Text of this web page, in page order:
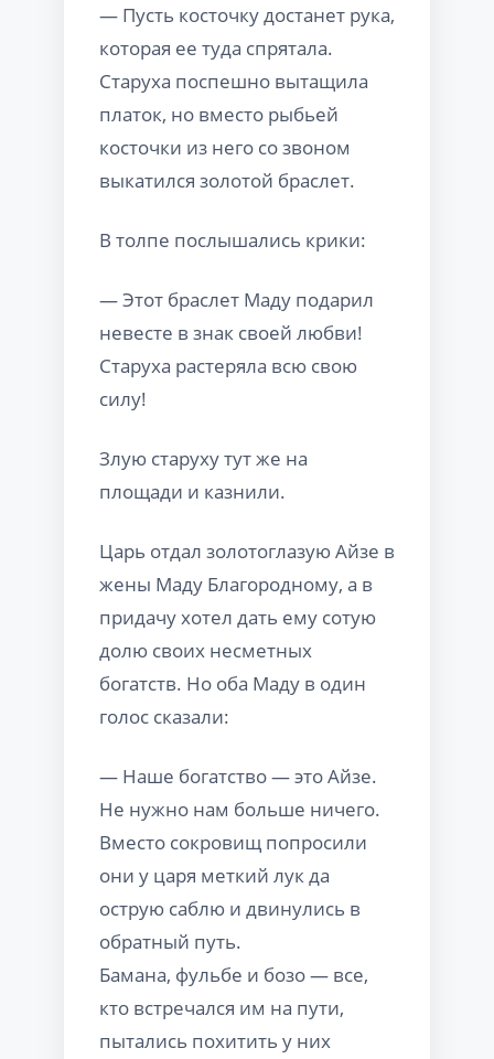
— Пусть косточку достанет рука,
которая ее туда спрятала.
Старуха поспешно вытащила
платок, но вместо рыбьей
косточки из него со звоном
выкатился золотой браслет.
В толпе послышались крики:
— Этот браслет Маду подарил
невесте в знак своей любви!
Старуха растеряла всю свою
силу!
Злую старуху тут же на
площади и казнили.
Царь отдал золотоглазую Айзе в
жены Маду Благородному, а в
придачу хотел дать ему сотую
долю своих несметных
богатств. Но оба Маду в один
голос сказали:
— Наше богатство — это Айзе.
Не нужно нам больше ничего.
Вместо сокровищ попросили
они у царя меткий лук да
острую саблю и двинулись в
обратный путь.
Бамана, фульбе и бозо — все,
кто встречался им на пути,
пытались похитить у них